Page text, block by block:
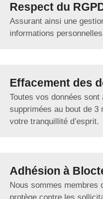
Respect du
Assurant ainsi une
informations
Effacement des
Toutes vos données sont
supprimées au bout de 3
votre tranquillité d’esprit.
Adhésion à
Nous sommes membres